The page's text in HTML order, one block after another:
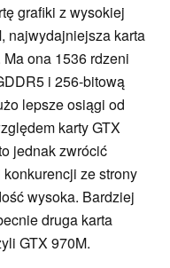
grafiki z wysokiej
najwydajniejsza karta
ona 1536 rdzeni
i 256-bitową
lepsze osiągi od
karty GTX
jednak zwrócić
ze strony
wysoka. Bardziej
druga karta
GTX 970M.